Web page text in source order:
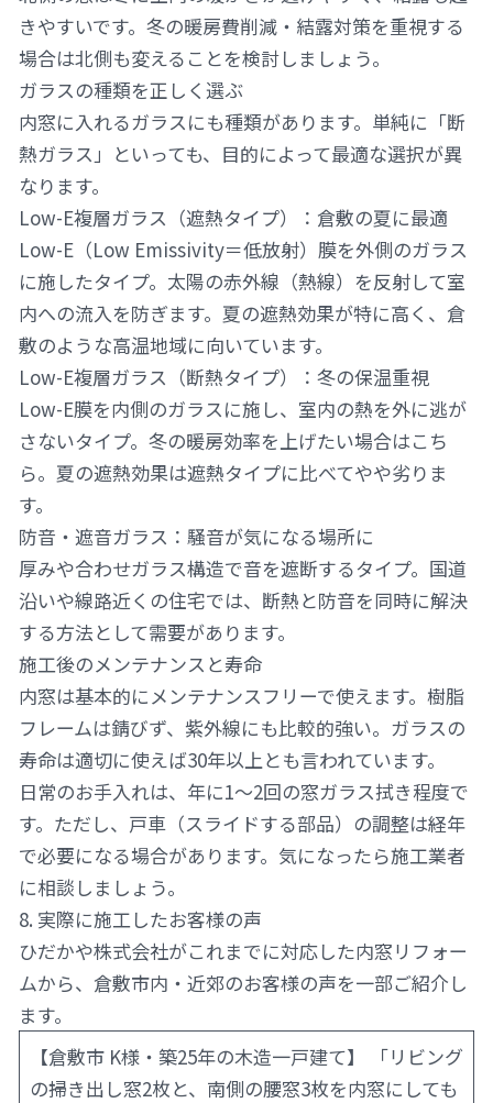
きやすいです。冬の暖房費削減・結露対策を重視する
場合は北側も変えることを検討しましょう。
ガラスの種類を正しく選ぶ
内窓に入れるガラスにも種類があります。単純に「断
熱ガラス」といっても、目的によって最適な選択が異
なります。
Low-E複層ガラス（遮熱タイプ）：倉敷の夏に最適
Low-E（Low Emissivity＝低放射）膜を外側のガラス
に施したタイプ。太陽の赤外線（熱線）を反射して室
内への流入を防ぎます。夏の遮熱効果が特に高く、倉
敷のような高温地域に向いています。
Low-E複層ガラス（断熱タイプ）：冬の保温重視
Low-E膜を内側のガラスに施し、室内の熱を外に逃が
さないタイプ。冬の暖房効率を上げたい場合はこち
ら。夏の遮熱効果は遮熱タイプに比べてやや劣りま
す。
防音・遮音ガラス：騒音が気になる場所に
厚みや合わせガラス構造で音を遮断するタイプ。国道
沿いや線路近くの住宅では、断熱と防音を同時に解決
する方法として需要があります。
施工後のメンテナンスと寿命
内窓は基本的にメンテナンスフリーで使えます。樹脂
フレームは錆びず、紫外線にも比較的強い。ガラスの
寿命は適切に使えば30年以上とも言われています。
日常のお手入れは、年に1〜2回の窓ガラス拭き程度で
す。ただし、戸車（スライドする部品）の調整は経年
で必要になる場合があります。気になったら施工業者
に相談しましょう。
8. 実際に施工したお客様の声
ひだかや株式会社がこれまでに対応した内窓リフォー
ムから、倉敷市内・近郊のお客様の声を一部ご紹介し
ます。
【倉敷市 K様・築25年の木造一戸建て】 「リビング
の掃き出し窓2枚と、南側の腰窓3枚を内窓にしても